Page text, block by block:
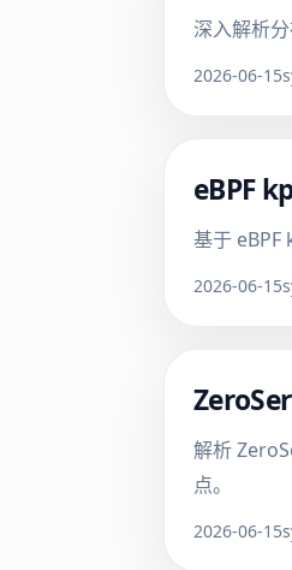
深入解析
2026-06-15
eBPF
基于 eBPF
2026-06-15
解析
点。
2026-06-15